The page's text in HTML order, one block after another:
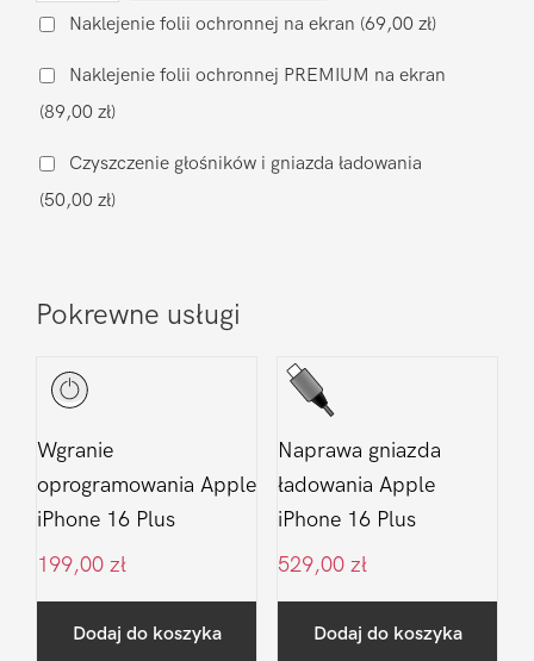
mikrofonu
iPhone
16
Plus
Naklejenie folii ochronnej na ekran (69,00 zł)
Naklejenie folii ochronnej PREMIUM na ekran
(89,00 zł)
Czyszczenie głośników i gniazda ładowania
(50,00 zł)
Pokrewne usługi
Wgranie
oprogramowania Apple
iPhone 16 Plus
199,00 zł
Dodaj do koszyka
Naprawa gniazda
ładowania Apple
iPhone 16 Plus
529,00 zł
Dodaj do koszyka